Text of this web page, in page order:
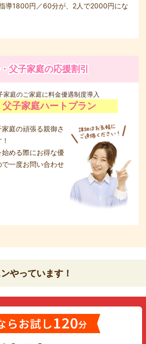
導1800円／60分が、2人で2000円にな
父子家庭の応援割引
家庭のご家庭に料金優遇制度導入
父子家庭ハートプラン
庭の頑張る親御さ
める際にお得な優
一度お問い合わせ
やっています！